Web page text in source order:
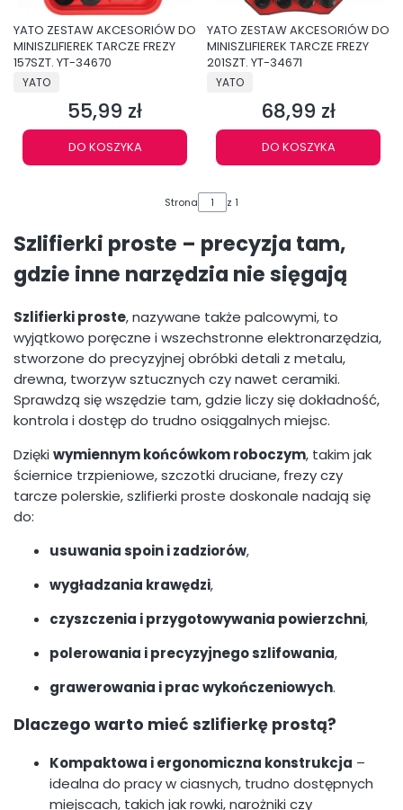
YATO ZESTAW AKCESORIÓW DO
MINISZLIFIEREK TARCZE FREZY
157SZT. YT-34670
PRODUCENT
YATO
Cena
55,99 zł
DO KOSZYKA
YATO ZESTAW AKCESORIÓW DO
MINISZLIFIEREK TARCZE FREZY
201SZT. YT-34671
PRODUCENT
YATO
Cena
68,99 zł
DO KOSZYKA
Strona z 1
Szlifierki proste – precyzja tam,
gdzie inne narzędzia nie sięgają
Szlifierki proste, nazywane także palcowymi, to
wyjątkowo poręczne i wszechstronne elektronarzędzia,
stworzone do precyzyjnej obróbki detali z metalu,
drewna, tworzyw sztucznych czy nawet ceramiki.
Sprawdzą się wszędzie tam, gdzie liczy się dokładność,
kontrola i dostęp do trudno osiągalnych miejsc.
Dziękiwymiennym końcówkom roboczym, takim jak
ściernice trzpieniowe, szczotki druciane, frezy czy
tarcze polerskie, szlifierki proste doskonale nadają się
do:
usuwania spoin i zadziorów,
wygładzania krawędzi,
czyszczenia i przygotowywania powierzchni,
polerowania i precyzyjnego szlifowania,
grawerowania i prac wykończeniowych.
Dlaczego warto mieć szlifierkę prostą?
Kompaktowa i ergonomiczna konstrukcja –
idealna do pracy w ciasnych, trudno dostępnych
miejscach, takich jak rowki, narożniki czy